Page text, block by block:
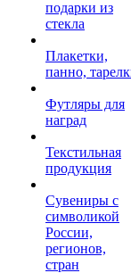
подарки из
стекла
Плакетки,
панно,
Футляры для
наград
Текстильная
продукция
Сувениры с
символикой
России,
регионов,
стран